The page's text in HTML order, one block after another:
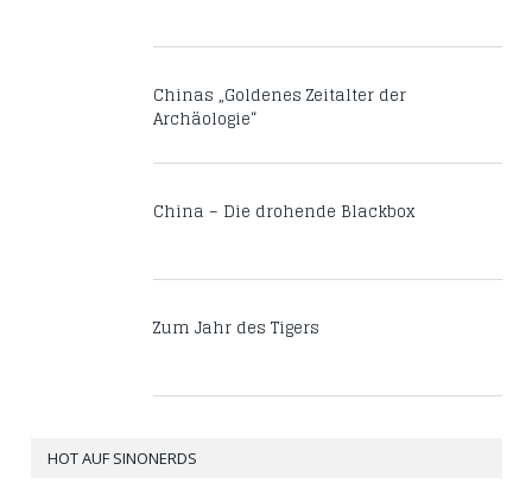
Chinas „Goldenes Zeitalter der
Archäologie“
China – Die drohende Blackbox
Zum Jahr des Tigers
HOT AUF SINONERDS